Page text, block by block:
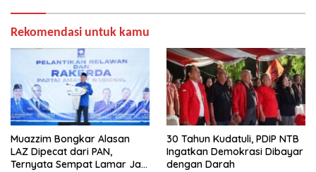
Rekomendasi untuk kamu
Muazzim Bongkar Alasan
LAZ Dipecat dari PAN,
Ternyata Sempat Lamar Jadi
30 Tahun Kudatuli, PDIP NTB
Ingatkan Demokrasi Dibayar
dengan Darah